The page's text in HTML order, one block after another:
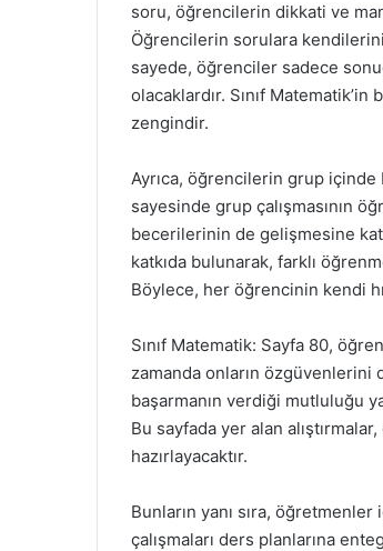
soru, öğrencilerin dikkati ve
Öğrencilerin sorulara
sayede, öğrenciler sadece
olacaklardır. Sınıf Matematik’in
zengindir.
Ayrıca, öğrencilerin grup içinde
sayesinde grup çalışmasının
becerilerinin de gelişmesine
katkıda bulunarak, farklı
Böylece, her öğrencinin kendi
Sınıf Matematik: Sayfa 80,
zamanda onların özgüvenlerini
başarmanın verdiği mutluluğu
Bu sayfada yer alan
hazırlayacaktır.
Bunların yanı sıra,
çalışmaları ders planlarına